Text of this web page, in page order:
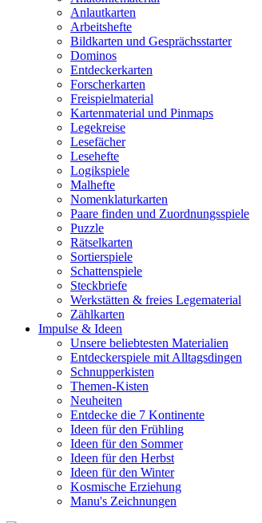
Anlautkarten
Arbeitshefte
Bildkarten und Gesprächsstarter
Dominos
Entdeckerkarten
Forscherkarten
Freispielmaterial
Kartenmaterial und Pinmaps
Legekreise
Lesefächer
Lesehefte
Logikspiele
Malhefte
Nomenklaturkarten
Paare finden und Zuordnungsspiele
Puzzle
Rätselkarten
Sortierspiele
Schattenspiele
Steckbriefe
Werkstätten & freies Legematerial
Zählkarten
Impulse & Ideen
Unsere beliebtesten Materialien
Entdeckerspiele mit Alltagsdingen
Schnupperkisten
Themen-Kisten
Neuheiten
Entdecke die 7 Kontinente
Ideen für den Frühling
Ideen für den Sommer
Ideen für den Herbst
Ideen für den Winter
Kosmische Erziehung
Manu's Zeichnungen